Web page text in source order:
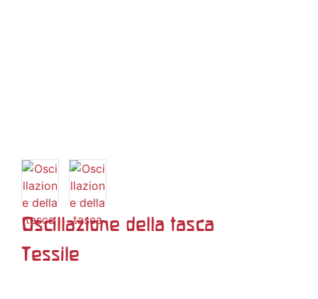
Oscillazione della tasca
Tessile